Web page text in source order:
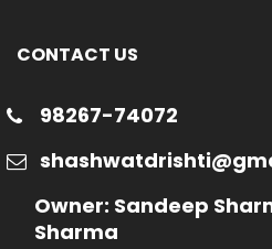
CONTACT US
98267-74072
Owner: Sandeep
Sharma